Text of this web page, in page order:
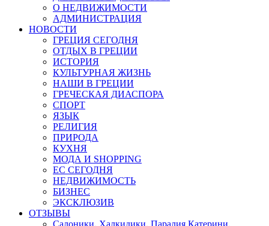
О НЕДВИЖИМОСТИ
АДМИНИСТРАЦИЯ
НОВОСТИ
ГРЕЦИЯ СЕГОДНЯ
ОТДЫХ В ГРЕЦИИ
ИСТОРИЯ
КУЛЬТУРНАЯ ЖИЗНЬ
НАШИ В ГРЕЦИИ
ГРЕЧЕСКАЯ ДИАСПОРА
СПОРТ
ЯЗЫК
РЕЛИГИЯ
ПРИРОДА
КУХНЯ
МОДА И SHOPPING
ЕС СЕГОДНЯ
НЕДВИЖИМОСТЬ
БИЗНЕС
ЭКСКЛЮЗИВ
ОТЗЫВЫ
Салоники, Халкидики, Паралия Катерини,